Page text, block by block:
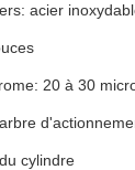
acier
20 à 30
cylindre